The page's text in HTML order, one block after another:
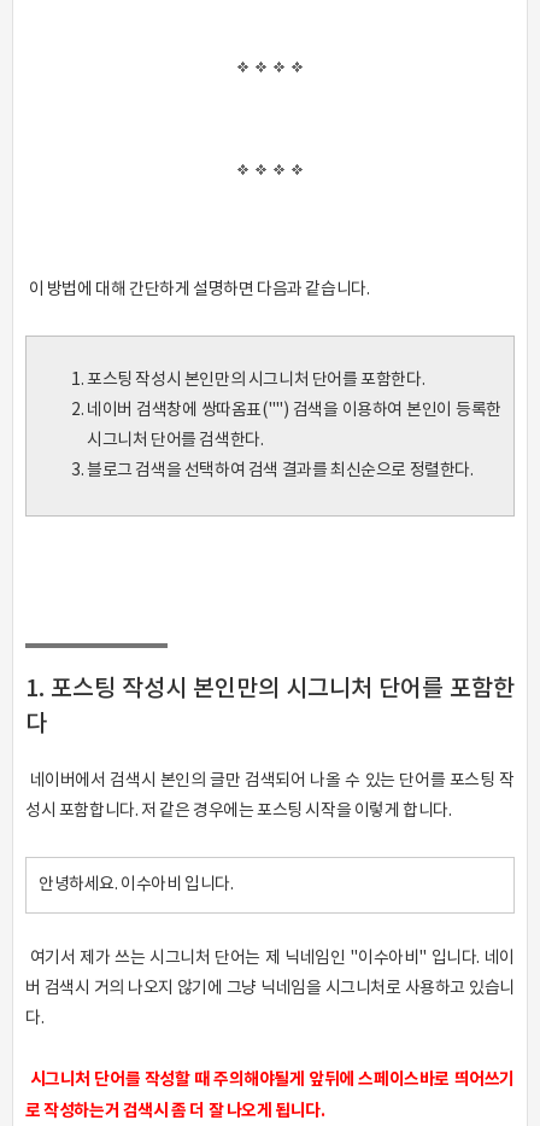
이 방법에 대해 간단하게 설명하면 다음과 같습니다.
포스팅 작성시 본인만의 시그니처 단어를 포함한다.
네이버 검색창에 쌍따옴표("") 검색을 이용하여 본인이 등록한
시그니처 단어를 검색한다.
블로그 검색을 선택하여 검색 결과를 최신순으로 정렬한다.
1. 포스팅 작성시 본인만의 시그니처 단어를 포함한
다
네이버에서 검색시 본인의 글만 검색되어 나올 수 있는 단어를 포스팅 작
성시 포함합니다. 저 같은 경우에는 포스팅 시작을 이렇게 합니다.
안녕하세요. 이수아비 입니다.
여기서 제가 쓰는 시그니처 단어는 제 닉네임인 "이수아비" 입니다. 네이
버 검색시 거의 나오지 않기에 그냥 닉네임을 시그니처로 사용하고 있습니
다.
시그니처 단어를 작성할 때 주의해야될게 앞뒤에 스페이스바로 띄어쓰기
로 작성하는거 검색시 좀 더 잘 나오게 됩니다.